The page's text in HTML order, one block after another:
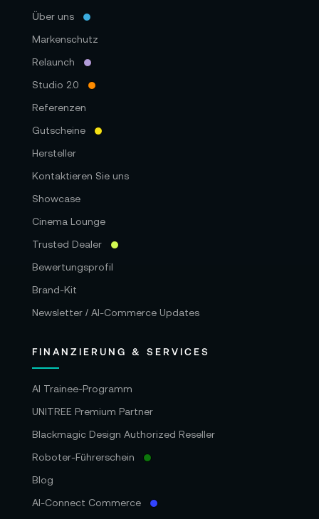
Über uns
Markenschutz
Relaunch
Studio 2.0
Referenzen
Gutscheine
Hersteller
Kontaktieren Sie uns
Showcase
Cinema Lounge
Trusted Dealer
Bewertungsprofil
Brand-Kit
Newsletter / AI-Commerce Updates
FINANZIERUNG & SERVICES
AI Trainee-Programm
UNITREE Premium Partner
Blackmagic Design Authorized Reseller
Roboter-Führerschein
Blog
AI-Connect Commerce